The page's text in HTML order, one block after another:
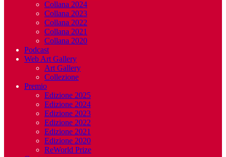
Collana 2024
Collana 2023
Collana 2022
Collana 2021
Collana 2020
Podcast
Web Art Gallery
Art Gallery
Collezione
Premio
Edizione 2025
Edizione 2024
Edizione 2023
Edizione 2022
Edizione 2021
Edizione 2020
ReWorld Prize